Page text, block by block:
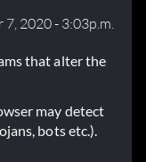
7, 2020 - 3:03p.m.
that alter the
may detect
bots etc.).